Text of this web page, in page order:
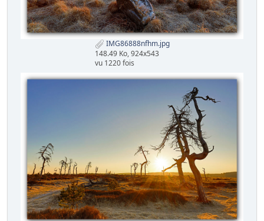
IMG86888nfhm.jpg
148.49 Ko, 924x543
vu 1220 fois